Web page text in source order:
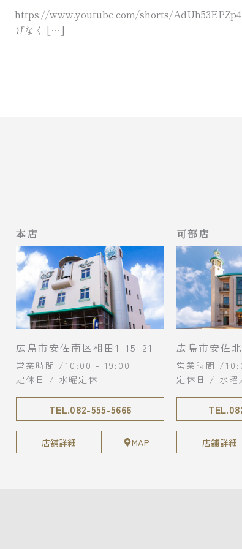
https://www.youtube.com/shorts/AdUh53EPZp4
げなく […]
本店
広島市安佐南区相田1-15-21
営業時間 /10:00 - 19:00
定休日 / 水曜定休
TEL.082-555-5666
店舗詳細 MAP
可部店
広島市安佐
営業時間 /
定休日 / 水曜
店舗詳細